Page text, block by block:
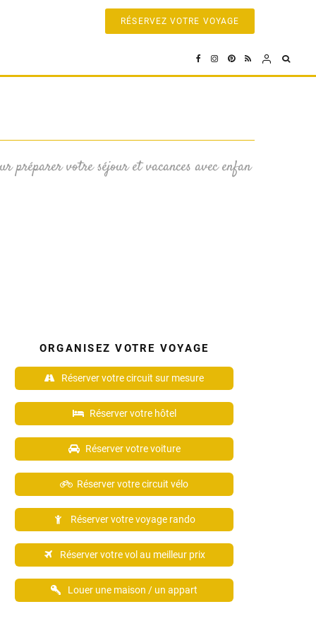
RÉSERVEZ VOTRE VOYAGE
préparer votre séjour et vacances avec enfan
ORGANISEZ VOTRE VOYAGE
Réserver votre circuit sur mesure
Réserver votre hôtel
Réserver votre voiture
Réserver votre circuit vélo
Réserver votre voyage rando
Réserver votre vol au meilleur prix
Louer une maison / un appart